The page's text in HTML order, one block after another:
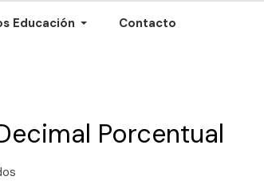
Educación Contacto
Porcentual